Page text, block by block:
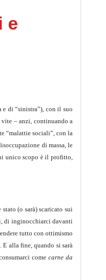
e
di “sinistra”), con il suo
vite – anzi, continuando a
“malattie sociali”, con la
di massa, le
unico scopo è il profitto,
(o sarà) scaricato sui
di inginocchiarci davanti
tutto con ottimismo
. E alla fine, quando si sarà
consumarci come carne da